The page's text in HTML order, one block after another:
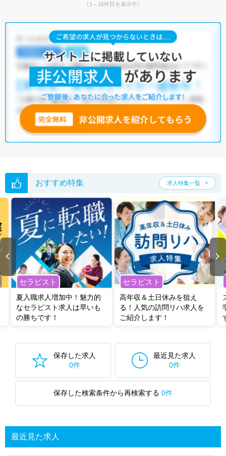
（1～16件目を表示中）
おすすめ特集 求人特集一覧
セラピスト
夏入職求人増加中！魅力的
なセラピスト求人は早いも
の勝ちです！
セラピスト
高年収＆土日休みを狙え
る！人気の訪問リハ求人を
ご紹介します！
保存した求人
0件
最近見た求人
0件
保存した検索条件から再検索する 0件
最近見た求人